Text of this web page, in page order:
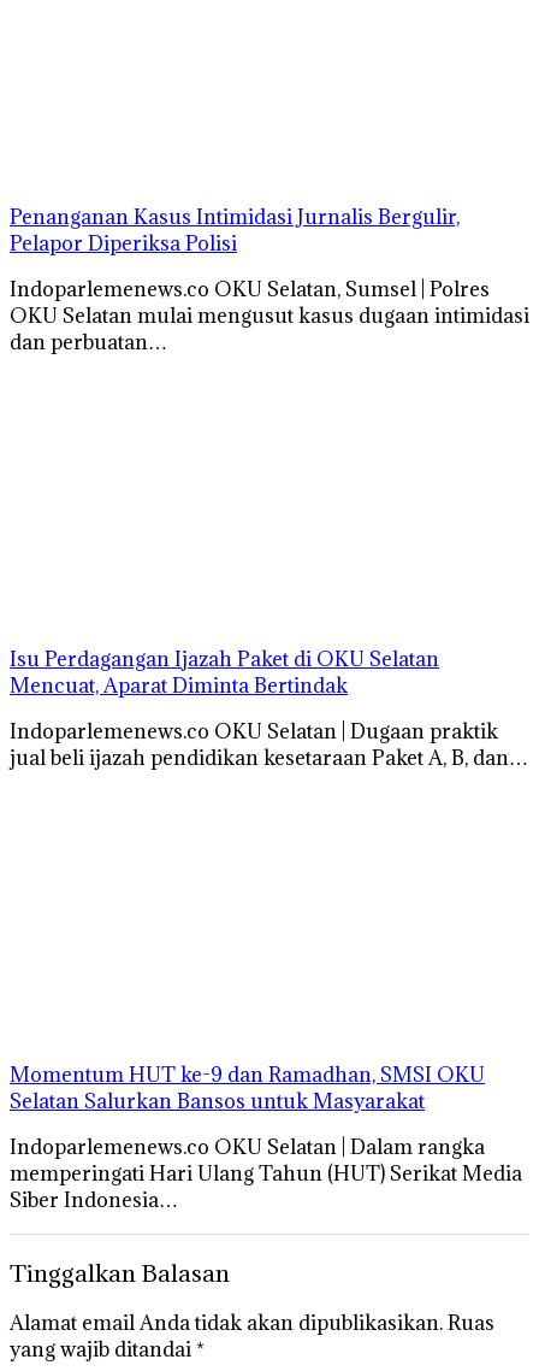
Penanganan Kasus Intimidasi Jurnalis Bergulir,
Pelapor Diperiksa Polisi
Indoparlemenews.co OKU Selatan, Sumsel | Polres
OKU Selatan mulai mengusut kasus dugaan intimidasi
dan perbuatan…
Isu Perdagangan Ijazah Paket di OKU Selatan
Mencuat, Aparat Diminta Bertindak
Indoparlemenews.co OKU Selatan | Dugaan praktik
jual beli ijazah pendidikan kesetaraan Paket A, B, dan…
Momentum HUT ke-9 dan Ramadhan, SMSI OKU
Selatan Salurkan Bansos untuk Masyarakat
Indoparlemenews.co OKU Selatan | Dalam rangka
memperingati Hari Ulang Tahun (HUT) Serikat Media
Siber Indonesia…
Tinggalkan Balasan
Alamat email Anda tidak akan dipublikasikan.Ruas
yang wajib ditandai *